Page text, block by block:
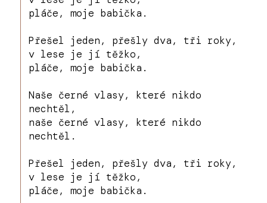
pláče, moje babička.
Přešel jeden, přešly dva, tři roky,
v lese je jí těžko,
pláče, moje babička.
Naše černé vlasy, které nikdo
nechtěl,
naše černé vlasy, které nikdo
nechtěl.
Přešel jeden, přešly dva, tři roky,
v lese je jí těžko,
pláče, moje babička.